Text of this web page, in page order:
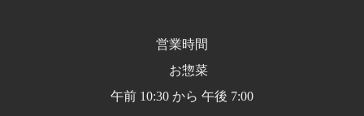
営業時間
お惣菜
午前 10:30 から 午後 7:00